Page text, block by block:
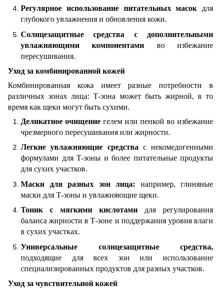
Регулярное использование питательных масок для
глубокого увлажнения и обновления кожи.
Солнцезащитные средства с дополнительными
увлажняющими компонентами во избежание
пересушивания.
Уход за комбинированной кожей
Комбинированная кожа имеет разные потребности в
различных зонах лица: Т-зона может быть жирной, в то
время как щеки могут быть сухими.
Деликатное очищение гелем или пенкой во избежание
чрезмерного пересушивания или жирности.
Легкие увлажняющие средства с некомедогенными
формулами для Т-зоны и более питательные продукты
для сухих участков.
Маски для разных зон лица: например, глиняные
маски для Т-зоны и увлажняющие щеки.
Тоник с мягкими кислотами для регулирования
баланса жирности в Т-зоне и поддержания уровня влаги
в сухих участках.
Универсальные солнцезащитные средства,
подходящие для всех зон или использование
специализированных продуктов для разных участков.
Уход за чувствительной кожей